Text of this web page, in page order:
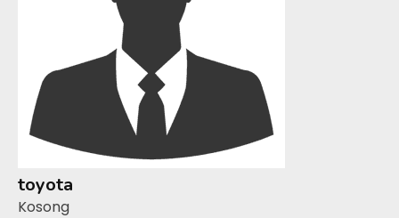
toyota
Kosong